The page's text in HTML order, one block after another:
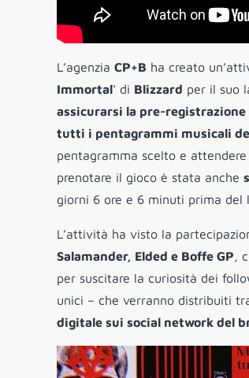
L’agenzia CP+B ha creato
Immortal‘ di Blizzard per il suo
assicurarsi la pre-registrazione
tutti i pentagrammi musicali
pentagramma scelto e
prenotare il gioco è stata anche
giorni 6 ore e 6 minuti prima
L’attività ha visto la
Salamander, Elded e Boffe GP,
per suscitare la curiosità dei
unici – che verranno distribuiti
digitale sui social network del